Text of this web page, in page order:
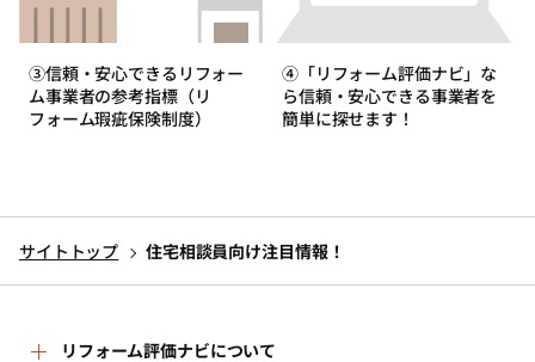
③信頼・安心できるリフォー
ム事業者の参考指標（リ
フォーム瑕疵保険制度）
④「リフォーム評価ナビ」な
ら信頼・安心できる事業者を
簡単に探せます！
サイトトップ 住宅相談員向け注目情報！
リフォーム評価ナビについて